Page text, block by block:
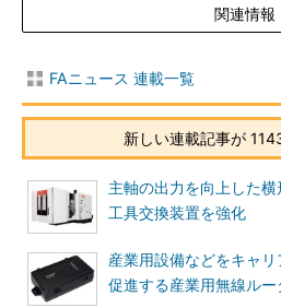
関連情報
FAニュース 連載一覧
新しい連載記事が
主軸の出力を向上した
工具交換装置を強化
産業用設備などをキャ
促進する産業用無線ルー